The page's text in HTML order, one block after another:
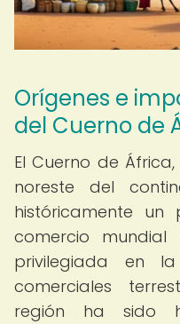
Orígenes e
del Cuerno de
El Cuerno de
noreste del
históricamente
comercio
privilegiada en
comerciales
región ha sido